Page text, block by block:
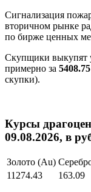
Сигнализация
вторичном рынке
по бирже ценных
Скупщики выкупят
примерно за
скупки).
Курсы
09.08.2026, в
Золото (Au)
11274.43
163.09